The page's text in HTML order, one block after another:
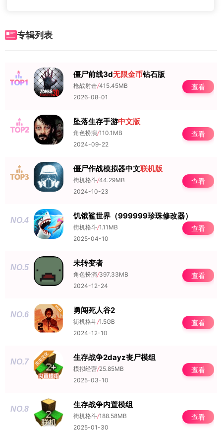
专辑列表
NO.1 僵尸前线3d无限金币钻石版
枪战射击/415.45MB
2026-08-01
查看
NO.2 坠落生存手游中文版
角色扮演/110.1MB
2024-09-22
查看
NO.3 僵尸作战模拟器中文联机版
街机格斗/44.29MB
2024-10-23
查看
NO.4 饥饿鲨世界（999999珍珠修改器）
街机格斗/1.11MB
2025-04-10
查看
NO.5 未转变者
角色扮演/397.33MB
2024-12-24
查看
NO.6 勇闯死人谷2
街机格斗/1.5GB
2024-12-10
查看
NO.7 生存战争2dayz丧尸模组
模拟经营/25.85MB
2025-03-10
查看
NO.8 生存战争内置模组
街机格斗/188.58MB
2025-01-30
查看